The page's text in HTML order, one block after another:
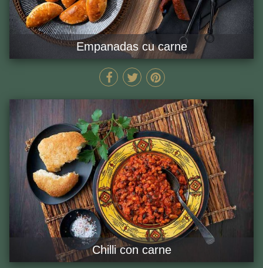
Empanadas cu carne
52 MIN GĂTEȘTE ACUM
Chilli con carne